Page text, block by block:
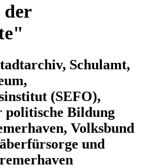
der
Schulamt,
(SEFO),
politische Bildung
Volksbund
und